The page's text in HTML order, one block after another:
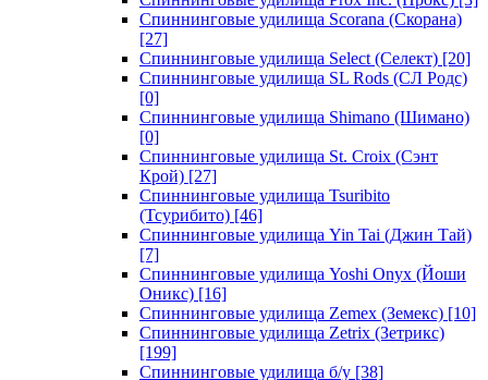
Спиннинговые удилища Scorana (Скорана)
[27]
Спиннинговые удилища Select (Селект) [20]
Спиннинговые удилища SL Rods (СЛ Родс)
[0]
Спиннинговые удилища Shimano (Шимано)
[0]
Спиннинговые удилища St. Croix (Сэнт
Крой) [27]
Спиннинговые удилища Tsuribito
(Тсурибито) [46]
Спиннинговые удилища Yin Tai (Джин Тай)
[7]
Спиннинговые удилища Yoshi Onyx (Йоши
Оникс) [16]
Спиннинговые удилища Zemex (Земекс) [10]
Спиннинговые удилища Zetrix (Зетрикс)
[199]
Спиннинговые удилища б/у [38]